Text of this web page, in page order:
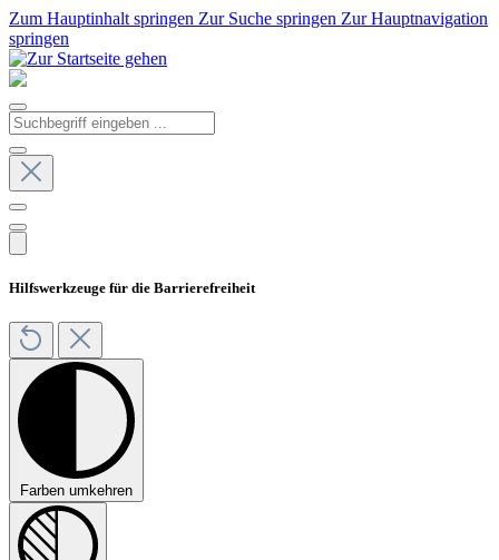
Zum Hauptinhalt springen Zur Suche springen Zur Hauptnavigation
springen
Hilfswerkzeuge für die Barrierefreiheit
Farben umkehren